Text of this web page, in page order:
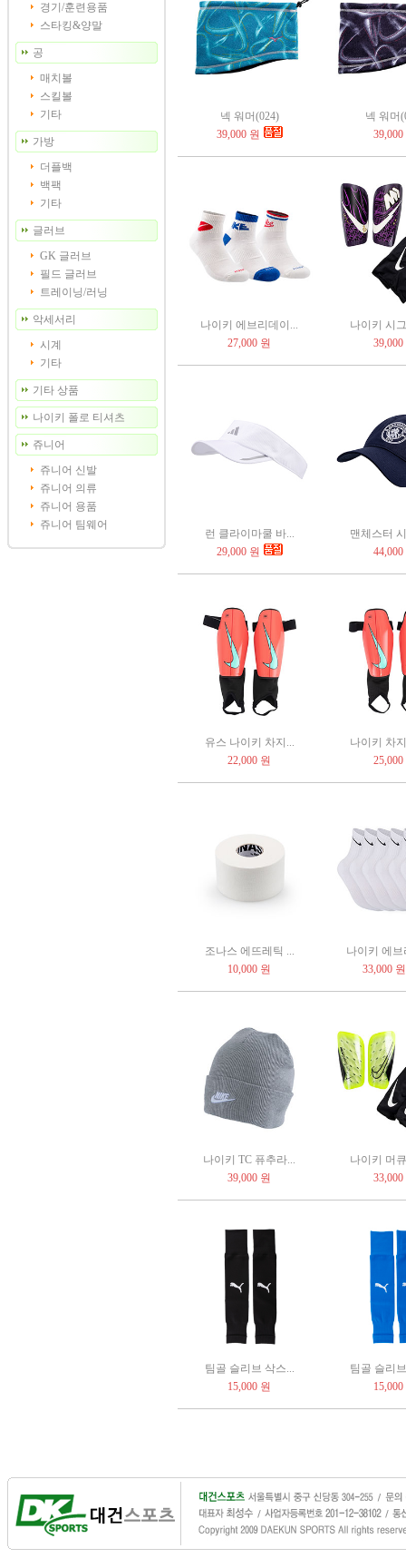
경기/훈련용품
스타킹&양말
공
매치볼
스킬볼
기타
가방
더플백
백팩
기타
글러브
GK 글러브
필드 글러브
트레이닝/러닝
악세서리
시계
기타
기타 상품
나이키 폴로 티셔츠
쥬니어
쥬니어 신발
쥬니어 의류
쥬니어 용품
쥬니어 팀웨어
넥 워머(024)
39,000 원
넥 워머
나이키 에브리데이...
27,000 원
나이키 시
런 클라이마쿨 바...
29,000 원
맨체스터
유스 나이키 차지...
22,000 원
나이키 차
조나스 에뜨레틱 ...
10,000 원
나이키 에브
33,000 원
나이키 TC 퓨추라...
39,000 원
나이키 머
팀골 슬리브 삭스...
15,000 원
팀골 슬리